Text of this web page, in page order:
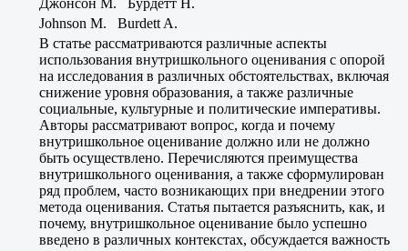
Johnson M. Burdett A.
В статье рассматриваются различные аспекты
использования внутришкольного оценивания с опорой
на исследования в различных обстоятельствах, включая
снижение уровня образования, а также различные
социальные, культурные и политические императивы.
Авторы рассматривают вопрос, когда и почему
внутришкольное оценивание должно или не должно
быть осуществлено. Перечисляются преимущества
внутришкольного оценивания, а также сформулирован
ряд проблем, часто возникающих при внедрении этого
метода оценивания. Статья пытается разъяснить, как, и
почему, внутришкольное оценивание было успешно
введено в различных контекстах, обсуждается важность